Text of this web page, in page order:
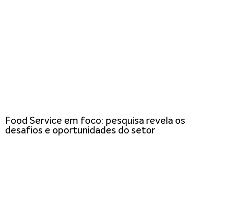
Food Service em foco: pesquisa revela os
desafios e oportunidades do setor